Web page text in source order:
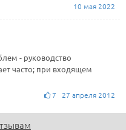
10 мая 2022
- руководство
часто; при входящем
7 27 апреля 2012